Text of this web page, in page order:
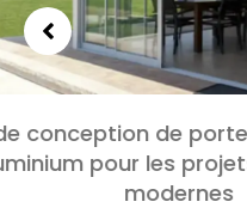
Choisir des portes
chambres et les